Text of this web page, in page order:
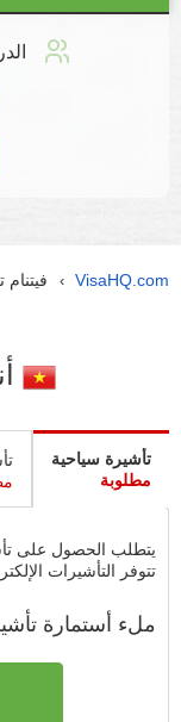
VisaHQ.com
› فيتنام
تأشيرة سياحية
مطلوبة
يتطلب الحصول على
تتوفر التأشيرات
ملء أستمارة